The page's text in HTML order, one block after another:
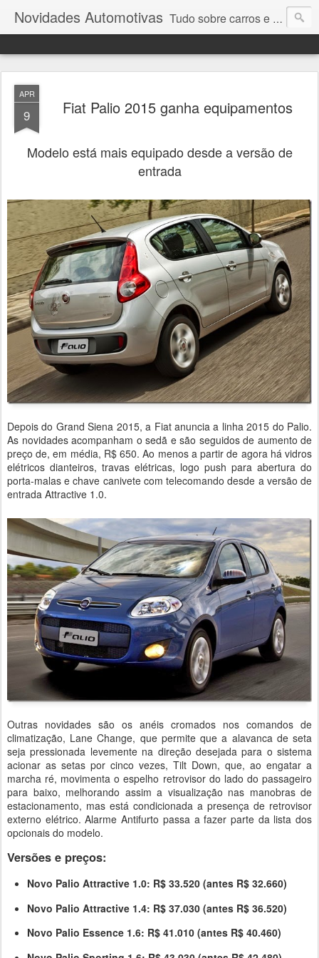
Novidades Automotivas Tudo sobre carros e motores
APR
9 Fiat Palio 2015 ganha equipamentos
Modelo está mais equipado desde a versão de
entrada
Depois do Grand Siena 2015, a Fiat anuncia a linha 2015 do Palio.
As novidades acompanham o sedã e são seguidos de aumento de
preço de, em média, R$ 650. Ao menos a partir de agora há vidros
elétricos dianteiros, travas elétricas, logo push para abertura do
porta-malas e chave canivete com telecomando desde a versão de
entrada Attractive 1.0.
Outras novidades são os anéis cromados nos comandos de
climatização, Lane Change, que permite que a alavanca de seta
seja pressionada levemente na direção desejada para o sistema
acionar as setas por cinco vezes, Tilt Down, que, ao engatar a
marcha ré, movimenta o espelho retrovisor do lado do passageiro
para baixo, melhorando assim a visualização nas manobras de
estacionamento, mas está condicionada a presença de retrovisor
externo elétrico. Alarme Antifurto passa a fazer parte da lista dos
opcionais do modelo.
Versões e preços:
Novo Palio Attractive 1.0: R$ 33.520 (antes R$ 32.660)
Novo Palio Attractive 1.4: R$ 37.030 (antes R$ 36.520)
Novo Palio Essence 1.6: R$ 41.010 (antes R$ 40.460)